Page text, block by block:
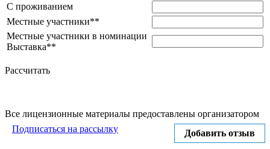
С проживанием
Местные участники**
Местные участники в номинации
Выставка**
Рассчитать
Все лицензионные материалы предоставлены организатором
Добавить отзыв
Подписаться на рассылку